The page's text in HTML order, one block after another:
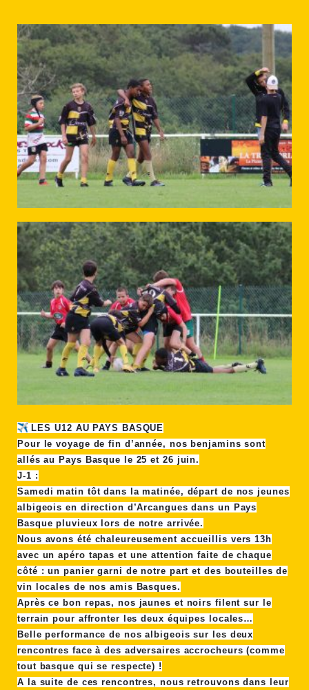
LES U12 AU PAYS BASQUE
Pour le voyage de fin d’année, nos benjamins sont
allés au Pays Basque le 25 et 26 juin.
J-1 :
Samedi matin tôt dans la matinée, départ de nos jeunes
albigeois en direction d’Arcangues dans un Pays
Basque pluvieux lors de notre arrivée.
Nous avons été chaleureusement accueillis vers 13h
avec un apéro tapas et une attention faite de chaque
côté : un panier garni de notre part et des bouteilles de
vin locales de nos amis Basques.
Après ce bon repas, nos jaunes et noirs filent sur le
terrain pour affronter les deux équipes locales…
Belle performance de nos albigeois sur les deux
rencontres face à des adversaires accrocheurs (comme
tout basque qui se respecte) !
A la suite de ces rencontres, nous retrouvons dans leur